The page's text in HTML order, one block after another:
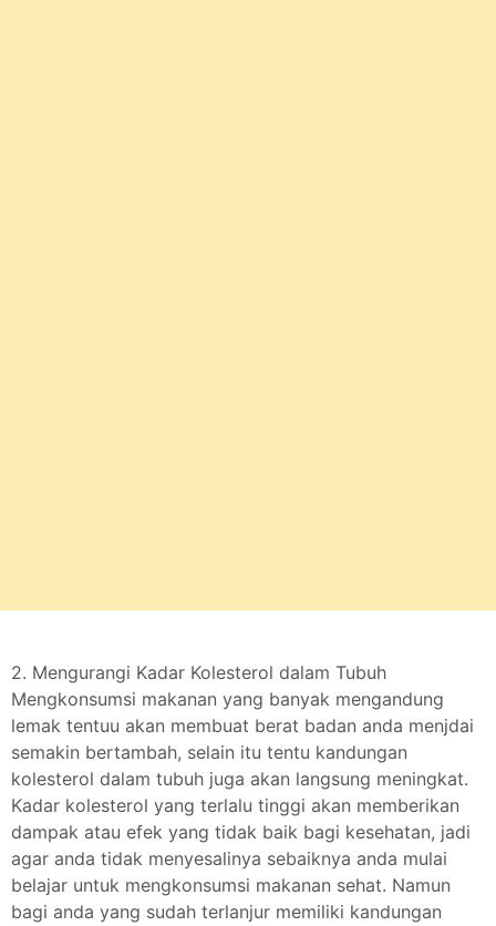
2. Mengurangi Kadar Kolesterol dalam Tubuh
Mengkonsumsi makanan yang banyak mengandung
lemak tentuu akan membuat berat badan anda menjdai
semakin bertambah, selain itu tentu kandungan
kolesterol dalam tubuh juga akan langsung meningkat.
Kadar kolesterol yang terlalu tinggi akan memberikan
dampak atau efek yang tidak baik bagi kesehatan, jadi
agar anda tidak menyesalinya sebaiknya anda mulai
belajar untuk mengkonsumsi makanan sehat. Namun
bagi anda yang sudah terlanjur memiliki kandungan